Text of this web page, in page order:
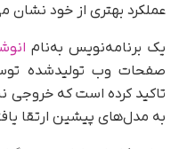
عملکرد بهتری از خود نشان
یک برنامه‌نویس به‌نام
صفحات وب تولیدشده
تاکید کرده است که
به مدل‌های پیشین ارتقا